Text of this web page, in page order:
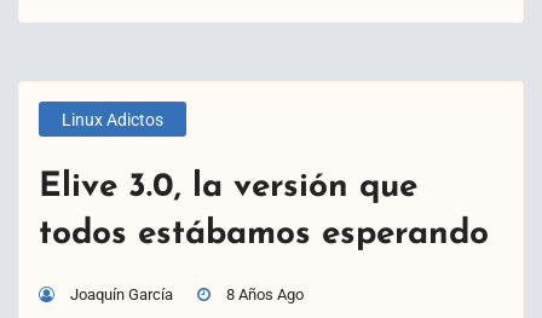
Linux Adictos
Elive 3.0, la versión que
todos estábamos esperando
Joaquín García 8 Años Ago